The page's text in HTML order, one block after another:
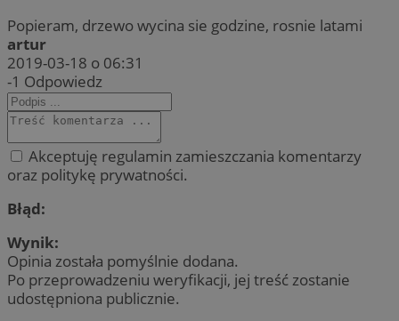
Popieram, drzewo wycina sie godzine, rosnie latami
artur
2019-03-18 o 06:31
-1 Odpowiedz
Akceptuję regulamin zamieszczania komentarzy
oraz politykę prywatności.
Błąd:
Wynik:
Opinia została pomyślnie dodana.
Po przeprowadzeniu weryfikacji, jej treść zostanie
udostępniona publicznie.